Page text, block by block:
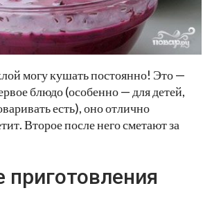
могу кушать постоянно! Это —
блюдо (особенно — для детей,
есть), оно отлично
Второе после него сметают за
приготовления